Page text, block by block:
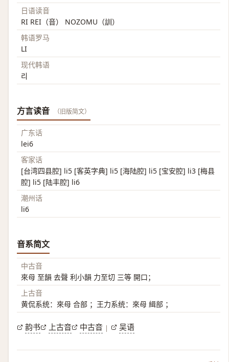
日语读音
RI REI（音） NOZOMU（訓）
韩语罗马
LI
现代韩语
리
方言读音 （旧版简文）
广东话
lei6
客家话
[台湾四县腔] li5 [客英字典] li5 [海陆腔] li5 [宝安腔] li3 [梅县
腔] li5 [陆丰腔] li6
潮州话
li6
音系简文
中古音
來母 至韻 去聲 利小韻 力至切 三等 開口；
上古音
黄侃系统：來母 合部 ；王力系统：來母 緝部 ；
韵书 上古音 中古音 | 吴语